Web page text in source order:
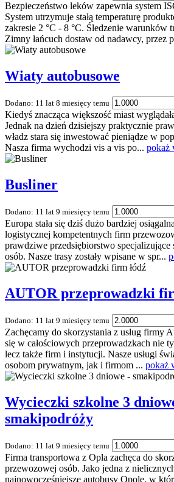
Bezpieczeństwo leków zapewnia system
System utrzymuje stałą temperaturę
zakresie 2 °C - 8 °C. Śledzenie warunków
Zimny łańcuch dostaw od nadawcy, przez
Wiaty autobusowe
Dodano: 11 lat 8 miesięcy temu
Kiedyś znacząca większość miast
Jednak na dzień dzisiejszy praktycznie
władz stara się inwestować pieniądze w
Nasza firma wychodzi vis a vis po... pokaż
Busliner
Dodano: 11 lat 9 miesięcy temu
Europa stała się dziś dużo bardziej
logistycznej kompetentnych firm
prawdziwe przedsiębiorstwo specjalizujące
osób. Nasze trasy zostały wpisane w spr...
AUTOR przeprowadzki
Dodano: 11 lat 9 miesięcy temu
Zachęcamy do skorzystania z usług firmy
się w całościowych przeprowadzkach nie
lecz także firm i instytucji. Nasze usługi
osobom prywatnym, jak i firmom ... pokaż
Wycieczki szkolne 3
smakipodróży
Dodano: 11 lat 9 miesięcy temu
Firma transportowa z Opla zachęca do
przewozowej osób. Jako jedna z
najnowocześniejsze autobusy Opole, w